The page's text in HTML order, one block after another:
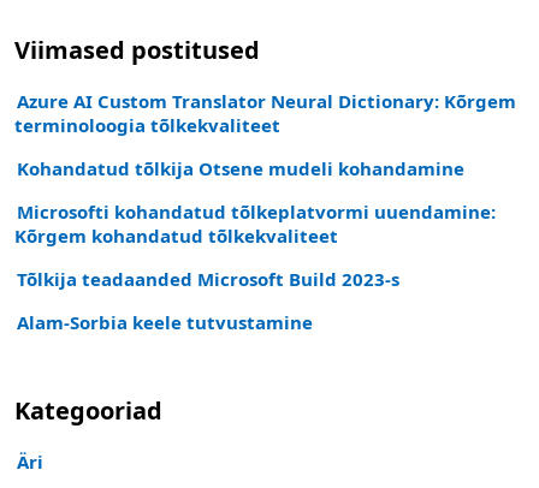
Viimased postitused
Azure AI Custom Translator Neural Dictionary: Kõrgem
terminoloogia tõlkekvaliteet
Kohandatud tõlkija Otsene mudeli kohandamine
Microsofti kohandatud tõlkeplatvormi uuendamine:
Kõrgem kohandatud tõlkekvaliteet
Tõlkija teadaanded Microsoft Build 2023-s
Alam-Sorbia keele tutvustamine
Kategooriad
Äri